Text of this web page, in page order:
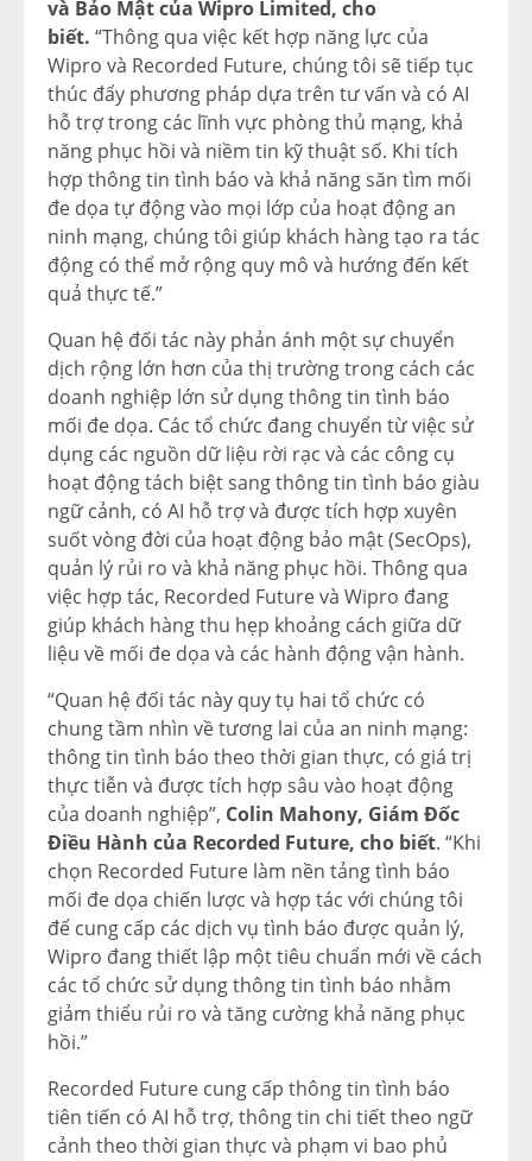
và Bảo Mật của Wipro Limited, cho
biết. “Thông qua việc kết hợp năng lực của
Wipro và Recorded Future, chúng tôi sẽ tiếp tục
thúc đẩy phương pháp dựa trên tư vấn và có AI
hỗ trợ trong các lĩnh vực phòng thủ mạng, khả
năng phục hồi và niềm tin kỹ thuật số. Khi tích
hợp thông tin tình báo và khả năng săn tìm mối
đe dọa tự động vào mọi lớp của hoạt động an
ninh mạng, chúng tôi giúp khách hàng tạo ra tác
động có thể mở rộng quy mô và hướng đến kết
quả thực tế.”
Quan hệ đối tác này phản ánh một sự chuyển
dịch rộng lớn hơn của thị trường trong cách các
doanh nghiệp lớn sử dụng thông tin tình báo
mối đe dọa. Các tổ chức đang chuyển từ việc sử
dụng các nguồn dữ liệu rời rạc và các công cụ
hoạt động tách biệt sang thông tin tình báo giàu
ngữ cảnh, có AI hỗ trợ và được tích hợp xuyên
suốt vòng đời của hoạt động bảo mật (SecOps),
quản lý rủi ro và khả năng phục hồi. Thông qua
việc hợp tác, Recorded Future và Wipro đang
giúp khách hàng thu hẹp khoảng cách giữa dữ
liệu về mối đe dọa và các hành động vận hành.
“Quan hệ đối tác này quy tụ hai tổ chức có
chung tầm nhìn về tương lai của an ninh mạng:
thông tin tình báo theo thời gian thực, có giá trị
thực tiễn và được tích hợp sâu vào hoạt động
của doanh nghiệp”, Colin Mahony, Giám Đốc
Điều Hành của Recorded Future, cho biết. “Khi
chọn Recorded Future làm nền tảng tình báo
mối đe dọa chiến lược và hợp tác với chúng tôi
để cung cấp các dịch vụ tình báo được quản lý,
Wipro đang thiết lập một tiêu chuẩn mới về cách
các tổ chức sử dụng thông tin tình báo nhằm
giảm thiểu rủi ro và tăng cường khả năng phục
hồi.”
Recorded Future cung cấp thông tin tình báo
tiên tiến có AI hỗ trợ, thông tin chi tiết theo ngữ
cảnh theo thời gian thực và phạm vi bao phủ